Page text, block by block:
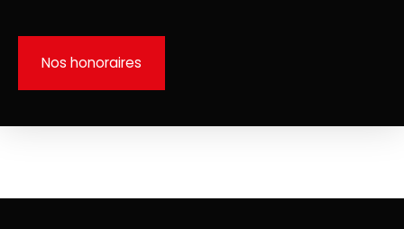
Nos honoraires